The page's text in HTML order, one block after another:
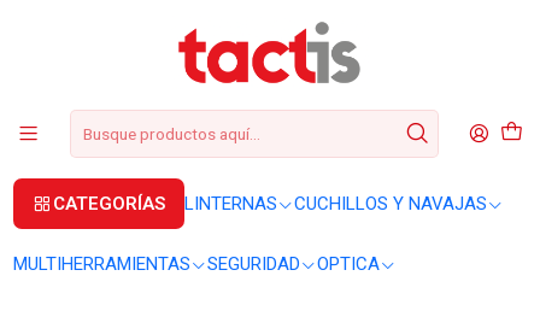
CATEGORÍAS LINTERNAS CUCHILLOS Y NAVAJAS
MULTIHERRAMIENTAS SEGURIDAD OPTICA
+56 2 3224 9572 +569 62369815
CUCHILLOS Y NAVAJAS
CUCHILLOS
Cuchillo Muela BWF-14 táctico